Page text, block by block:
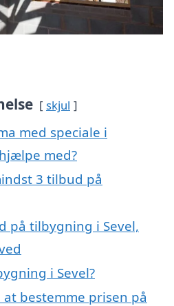
skjul
med speciale i
med?
3 tilbud på
på tilbygning i Sevel,
i Sevel?
bestemme prisen på